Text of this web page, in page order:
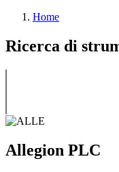
Home
Ricerca di
Allegion PLC